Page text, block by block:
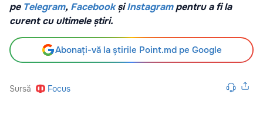
pe Telegram, Facebook șiInstagrampentru a fi la
curent cu ultimele știri.
Abonați-vă la știrile Point.md pe Google
Sursă Focus